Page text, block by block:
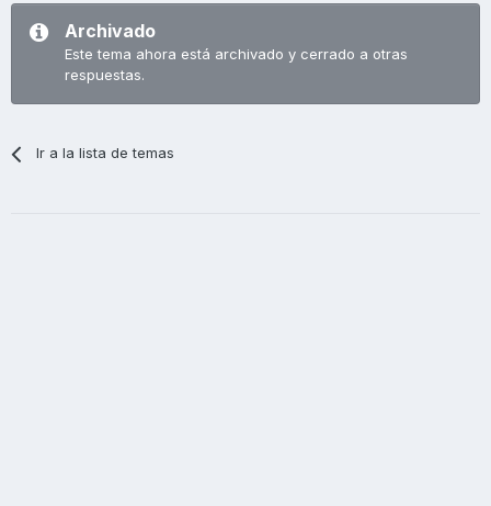
Archivado
Este tema ahora está archivado y cerrado a otras
respuestas.
Ir a la lista de temas